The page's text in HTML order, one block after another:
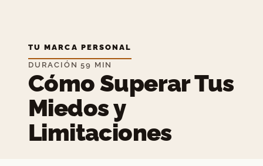
TU MARCA PERSONAL
DURACIÓN 59 MIN
Cómo Superar Tus
Miedos y
Limitaciones